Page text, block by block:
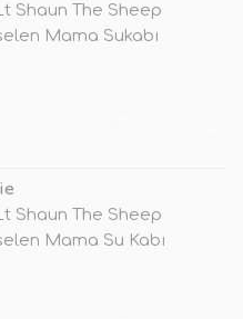
Shaun The Sheep
Mama Sukabı
Shaun The Sheep
Mama Su Kabı